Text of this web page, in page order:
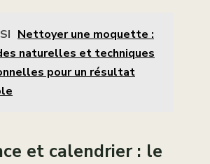
Nettoyer une moquette :
naturelles et techniques
pour un résultat
et calendrier : le